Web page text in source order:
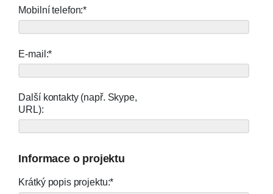
Mobilní telefon:*
E-mail:*
Další kontakty (např. Skype,
URL):
Informace o projektu
Krátký popis projektu:*